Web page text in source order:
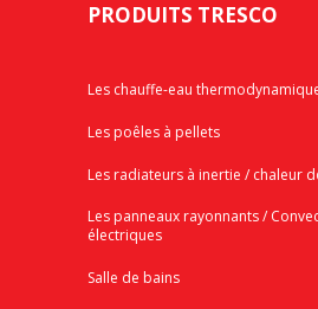
PRODUITS TRESCO
Les chauffe-eau
Les poêles à pellets
Les radiateurs à inertie / chaleur
Les panneaux rayonnants /
électriques
Salle de bains